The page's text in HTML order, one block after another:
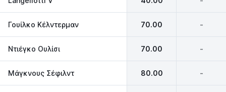
Γουίλκο Κέλντερμαν 70.00 -
Ντιέγκο Ουλίσι 70.00 -
Μάγκνους Σέφιλντ 80.00 -